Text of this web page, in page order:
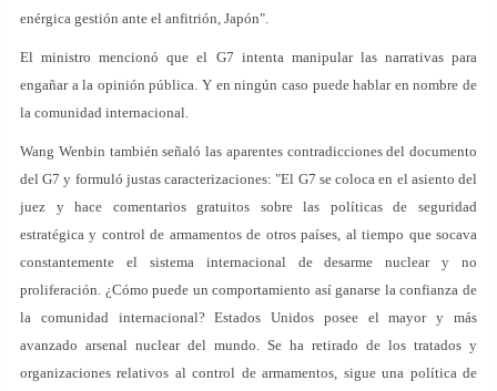
enérgica gestión ante el anfitrión, Japón".
El ministro mencionó que el G7 intenta manipular las narrativas para
engañar a la opinión pública. Y en ningún caso puede hablar en nombre de
la comunidad internacional.
Wang Wenbin también señaló las aparentes contradicciones del documento
del G7 y formuló justas caracterizaciones: "El G7 se coloca en el asiento del
juez y hace comentarios gratuitos sobre las políticas de seguridad
estratégica y control de armamentos de otros países, al tiempo que socava
constantemente el sistema internacional de desarme nuclear y no
proliferación. ¿Cómo puede un comportamiento así ganarse la confianza de
la comunidad internacional? Estados Unidos posee el mayor y más
avanzado arsenal nuclear del mundo. Se ha retirado de los tratados y
organizaciones relativos al control de armamentos, sigue una política de